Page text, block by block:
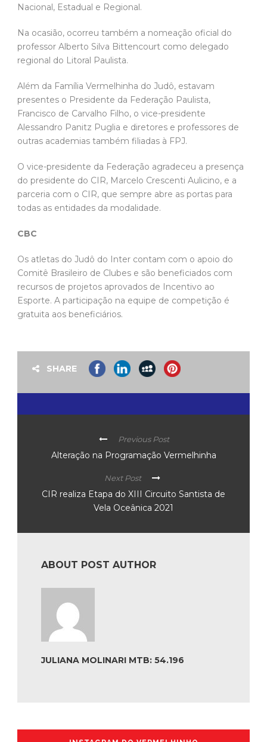
Nacional, Estadual e Regional.
Na ocasião, ocorreu também a nomeação oficial do
professor Alberto Silva Bittencourt como delegado
regional do Litoral Paulista.
Além da Família Vermelhinha do Judô, estavam
presentes o Presidente da Federação Paulista,
Francisco de Carvalho Filho, o vice-presidente
Alessandro Panitz Puglia e diretores e professores de
outras academias também filiadas à FPJ.
O vice-presidente da Federação agradeceu a presença
do presidente do CIR, Marcelo Crescenti Aulicino, e a
parceria com o CIR, que sempre abre as portas para
todas as entidades da modalidade.
CBC
Os atletas do Judô do Inter contam com o apoio do
Comitê Brasileiro de Clubes e são beneficiados com
recursos de projetos aprovados de Incentivo ao
Esporte. A participação na equipe de competição é
gratuita aos beneficiários.
SHARE
Previous Post
Alteração na Programação Vermelhinha
Next Post
CIR realiza Etapa do XIII Circuito Santista de
Vela Oceânica 2021
ABOUT POST AUTHOR
JULIANA MOLINARI MTB: 54.196